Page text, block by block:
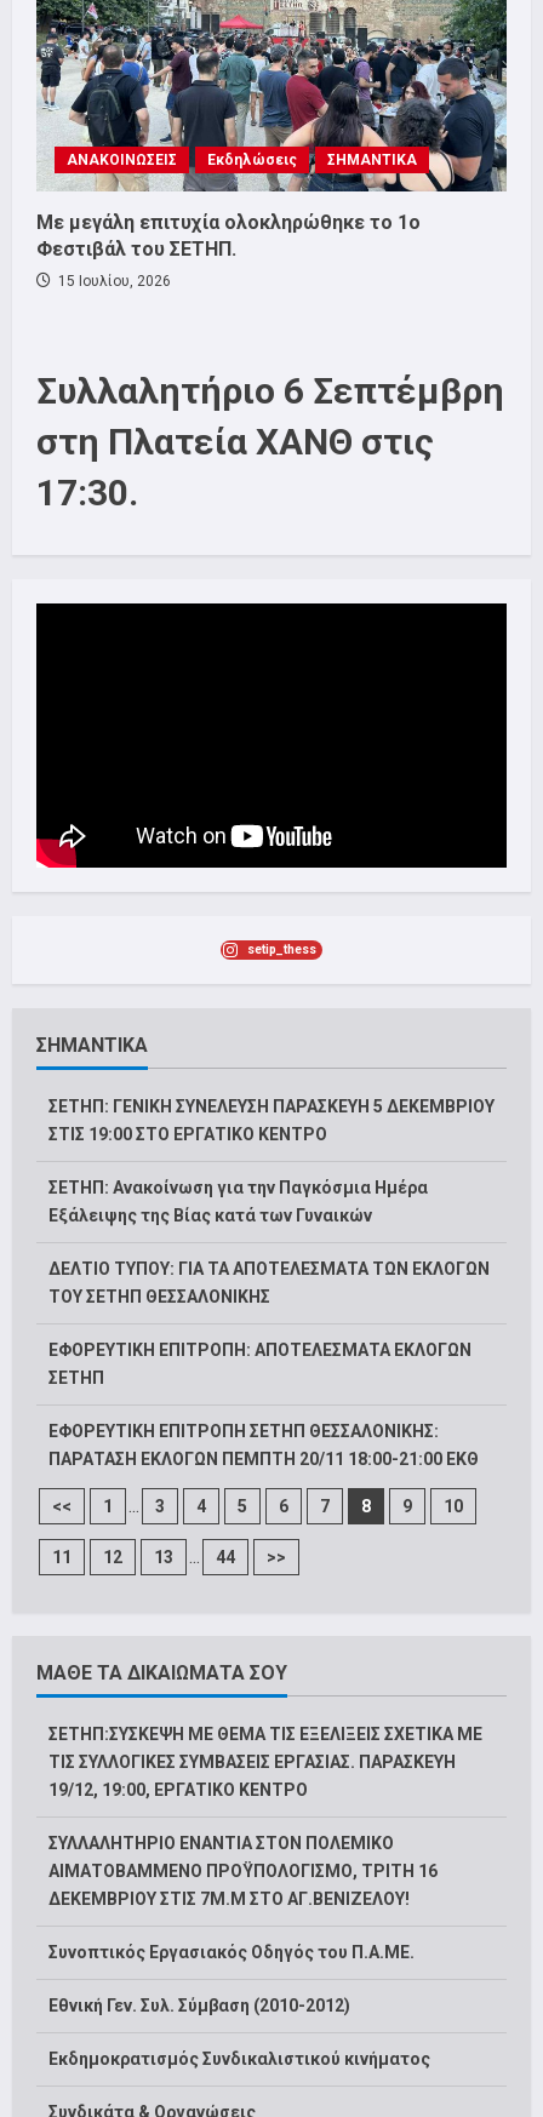
ΑΝΑΚΟΙΝΩΣΕΙΣ Εκδηλώσεις ΣΗΜΑΝΤΙΚΑ
Με μεγάλη επιτυχία ολοκληρώθηκε το 1ο
Φεστιβάλ του ΣΕΤΗΠ.
15 Ιουλίου, 2026
Συλλαλητήριο 6 Σεπτέμβρη
στη Πλατεία ΧΑΝΘ στις
17:30.
setip_thess
ΣΗΜΑΝΤΙΚΑ
ΣΕΤΗΠ: ΓΕΝΙΚΗ ΣΥΝΕΛΕΥΣΗ ΠΑΡΑΣΚΕΥΗ 5 ΔΕΚΕΜΒΡΙΟΥ
ΣΤΙΣ 19:00 ΣΤΟ ΕΡΓΑΤΙΚΟ ΚΕΝΤΡΟ
ΣΕΤΗΠ: Ανακοίνωση για την Παγκόσμια Ημέρα
Εξάλειψης της Βίας κατά των Γυναικών
ΔΕΛΤΙΟ ΤΥΠΟΥ: ΓΙΑ ΤΑ ΑΠΟΤΕΛΕΣΜΑΤΑ ΤΩΝ ΕΚΛΟΓΩΝ
ΤΟΥ ΣΕΤΗΠ ΘΕΣΣΑΛΟΝΙΚΗΣ
ΕΦΟΡΕΥΤΙΚΗ ΕΠΙΤΡΟΠΗ: ΑΠΟΤΕΛΕΣΜΑΤΑ ΕΚΛΟΓΩΝ
ΣΕΤΗΠ
ΕΦΟΡΕΥΤΙΚΗ ΕΠΙΤΡΟΠΗ ΣΕΤΗΠ ΘΕΣΣΑΛΟΝΙΚΗΣ:
ΠΑΡΑΤΑΣΗ ΕΚΛΟΓΩΝ ΠΕΜΠΤΗ 20/11 18:00-21:00 ΕΚΘ
<< 1 ... 3 4 5 6 7 8 9 10
11 12 13 ... 44 >>
ΜΑΘΕ ΤΑ ΔΙΚΑΙΩΜΑΤΑ ΣΟΥ
ΣΕΤΗΠ:ΣΥΣΚΕΨΗ ΜΕ ΘΕΜΑ ΤΙΣ ΕΞΕΛΙΞΕΙΣ ΣΧΕΤΙΚΑ ΜΕ
ΤΙΣ ΣΥΛΛΟΓΙΚΕΣ ΣΥΜΒΑΣΕΙΣ ΕΡΓΑΣΙΑΣ. ΠΑΡΑΣΚΕΥΗ
19/12, 19:00, ΕΡΓΑΤΙΚΟ ΚΕΝΤΡΟ
ΣΥΛΛΑΛΗΤΗΡΙΟ ΕΝΑΝΤΙΑ ΣΤΟΝ ΠΟΛΕΜΙΚΟ
ΑΙΜΑΤΟΒΑΜΜΕΝΟ ΠΡΟΫΠΟΛΟΓΙΣΜΟ, ΤΡΙΤΗ 16
ΔΕΚΕΜΒΡΙΟΥ ΣΤΙΣ 7Μ.Μ ΣΤΟ ΑΓ.ΒΕΝΙΖΕΛΟΥ!
Συνοπτικός Εργασιακός Οδηγός του Π.Α.ΜΕ.
Εθνική Γεν. Συλ. Σύμβαση (2010-2012)
Εκδημοκρατισμός Συνδικαλιστικού κινήματος
Συνδικάτα & Οργανώσεις